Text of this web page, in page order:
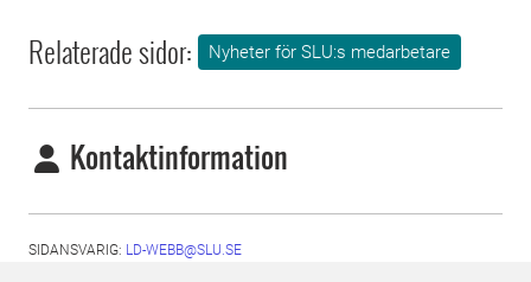
Relaterade sidor: Nyheter för SLU:s medarbetare
Kontaktinformation
SIDANSVARIG: LD-WEBB@SLU.SE